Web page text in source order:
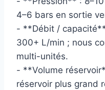
4–6 bars en sortie
- **Débit /
300+ L/min ; nous
multi-unités.
- **Volume
réservoir plus grand